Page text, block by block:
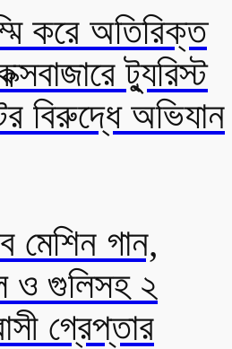
করে অতিরিক্ত
ট্যুরিস্ট
বিরুদ্ধে অভিযান
মেশিন গান,
ও গুলিসহ ২
গ্রেপ্তার